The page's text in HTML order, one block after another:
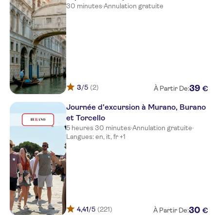
30 minutes·Annulation gratuite
3/5 (2) À Partir De:39 €
Journée d'excursion à Murano, Burano
et Torcello
5 heures 30 minutes·Annulation gratuite·
Langues: en, it, fr +1
4,41/5 (221) À Partir De:30 €